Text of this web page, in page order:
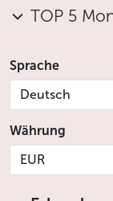
TOP 5
Sprache
Deutsch
Währung
EUR